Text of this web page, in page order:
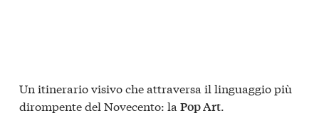
Un itinerario visivo che attraversa il linguaggio più
dirompente del Novecento: la Pop Art.